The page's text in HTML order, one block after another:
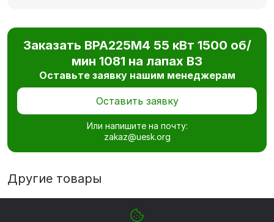
Заказать ВРА225М4 55 кВт 1500 об/
мин 1081 на лапах В3
Оставьте заявку нашим менеджерам
Оставить заявку
Или напишите на почту:
zakaz@uesk.org
Другие товары